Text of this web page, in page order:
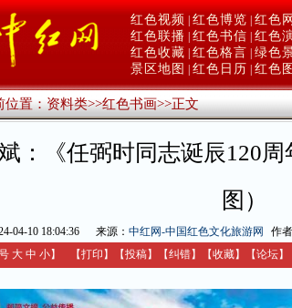
红色视频 红色博览 红色
红色联播 红色书信 红色
红色收藏 红色格言 绿色
景区地图
红色日历 红色
位置：资料类>>红色书画>>正文
：《任弼时同志诞辰120
图）
04-10 18:04:36 来源： 中红网-中国红色文化旅游网 作
大 中 小】 【打印 】 【投稿】 【纠错】 【收藏】 【论坛】